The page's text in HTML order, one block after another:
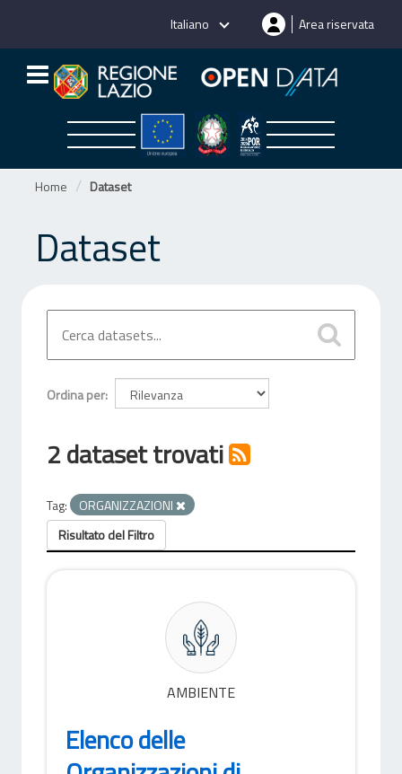
Italiano Area riservata
Home Dataset
Dataset
Ordina per
2 dataset trovati
Tag:
ORGANIZZAZIONI
Risultato del Filtro
AMBIENTE
Elenco delle